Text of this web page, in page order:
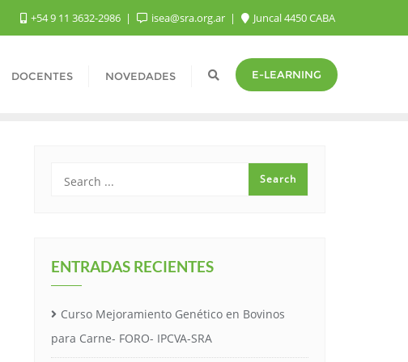
+54 9 11 3632-2986 isea@sra.org.ar Juncal 4450 CABA
DOCENTES NOVEDADES E-LEARNING
ENTRADAS RECIENTES
Curso Mejoramiento Genético en Bovinos
para Carne- FORO- IPCVA-SRA